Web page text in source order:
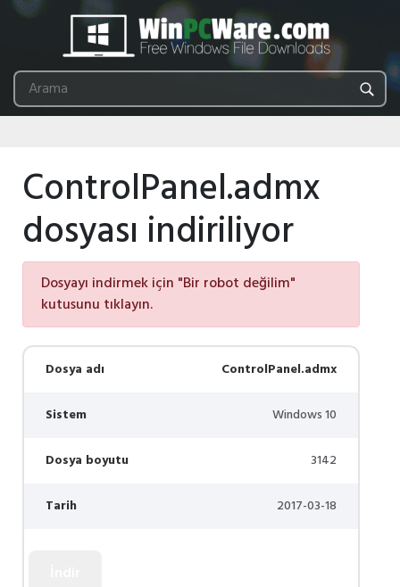
ControlPanel.admx
dosyası indiriliyor
Dosyayı indirmek için "Bir robot değilim"
kutusunu tıklayın.
Dosya adı ControlPanel.admx
Sistem Windows 10
Dosya boyutu 3142
Tarih 2017-03-18